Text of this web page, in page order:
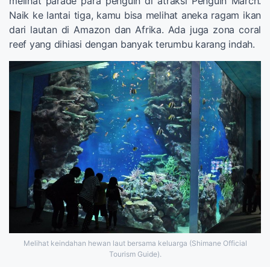
Naik ke lantai tiga, kamu bisa melihat aneka ragam ikan
dari lautan di Amazon dan Afrika. Ada juga zona coral
reef yang dihiasi dengan banyak terumbu karang indah.
Melihat keindahan hewan laut bersama keluarga (Shimane Official
Tourism Guide).